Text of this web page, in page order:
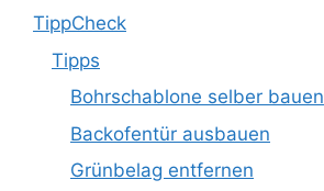
TippCheck
Tipps
Bohrschablone selber bauen
Backofentür ausbauen
Grünbelag entfernen